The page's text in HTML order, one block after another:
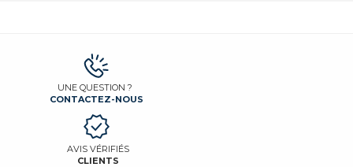
UNE QUESTION ?
CONTACTEZ-NOUS
AVIS VÉRIFIÉS
CLIENTS